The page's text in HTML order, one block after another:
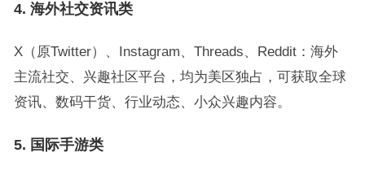
4. 海外社交资讯类
X（原Twitter）、Instagram、Threads、Reddit：海外
主流社交、兴趣社区平台，均为美区独占，可获取全球
资讯、数码干货、行业动态、小众兴趣内容。
5. 国际手游类